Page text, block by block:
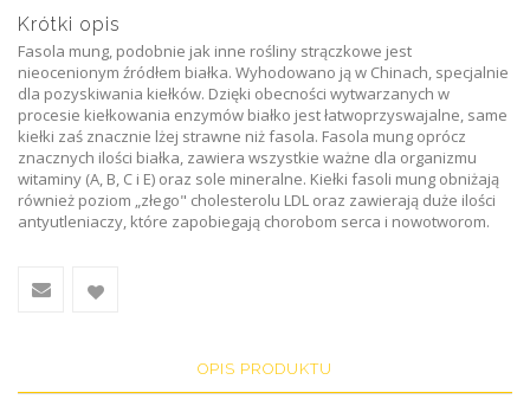
Krótki opis
Fasola mung, podobnie jak inne rośliny strączkowe jest
nieocenionym źródłem białka. Wyhodowano ją w Chinach, specjalnie
dla pozyskiwania kiełków. Dzięki obecności wytwarzanych w
procesie kiełkowania enzymów białko jest łatwoprzyswajalne, same
kiełki zaś znacznie lżej strawne niż fasola. Fasola mung oprócz
znacznych ilości białka, zawiera wszystkie ważne dla organizmu
witaminy (A, B, C i E) oraz sole mineralne. Kiełki fasoli mung obniżają
również poziom „złego" cholesterolu LDL oraz zawierają duże ilości
antyutleniaczy, które zapobiegają chorobom serca i nowotworom.
OPIS PRODUKTU